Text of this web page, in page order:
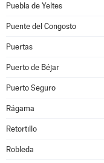
Puebla de Yeltes
Puente del Congosto
Puertas
Puerto de Béjar
Puerto Seguro
Rágama
Retortillo
Robleda